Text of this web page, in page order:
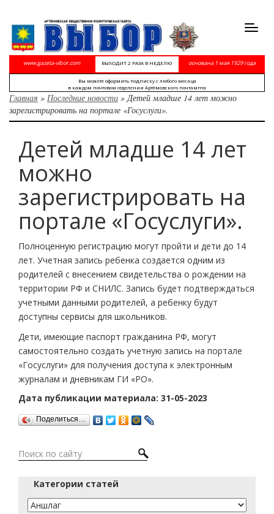
www.gazeta-vibor.com ВЫХОДИТ 2 РАЗА В НЕДЕЛЮ основана 1 мая 1929 года
Вы можете оформить подписку с любого месяца
в каждом почтовом отделении Артёмовского почтампта
Главная » Последние новости »Детей младше 14 лет можно
зарегистрировать на портале «Госуслуги».
Детей младше 14 лет
можно
зарегистрировать на
портале «Госуслуги».
Полноценную регистрацию могут пройти и дети до 14
лет. Учетная запись ребенка создается одним из
родителей с внесением свидетельства о рождении на
территории РФ и СНИЛС. Запись будет подтверждаться
учетными данными родителей, а ребенку будут
доступны сервисы для школьников.
Дети, имеющие паспорт гражданина РФ, могут
самостоятельно создать учетную запись на портале
«Госуслуги» для получения доступа к электронным
журналам и дневникам ГИ «РО».
Дата публикации материала: 31-05-2023
Поделиться…
Категории статей